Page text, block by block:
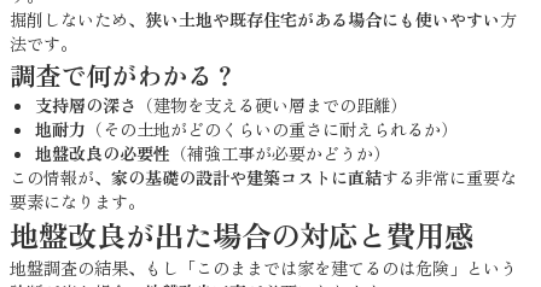
掘削しないため、 狭い土地や既存住宅がある場合にも使いやすい方
法です。
調査で何がわかる？
支持層の深さ （建物を支える硬い層までの距離）
地耐力 （その土地がどのくらいの重さに耐えられるか）
地盤改良の必要性 （補強工事が必要かどうか）
この情報が、 家の基礎の設計や建築コストに直結する非常に重要な
要素になります。
地盤改良が出た場合の対応と費用感
地盤調査の結果、もし「このままでは家を建てるのは危険」という